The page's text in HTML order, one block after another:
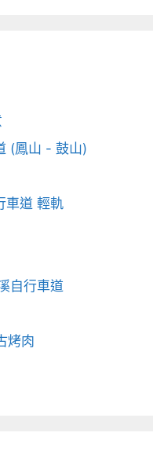
(鳳山 - 鼓山)
車道 輕軌
自行車道
烤肉